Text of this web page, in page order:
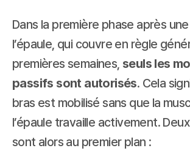
Dans la première phase après
l’épaule, qui couvre en règle
premières semaines, seuls les
passifs sont autorisés. Cela
bras est mobilisé sans que la
l’épaule travaille activement.
sont alors au premier plan :